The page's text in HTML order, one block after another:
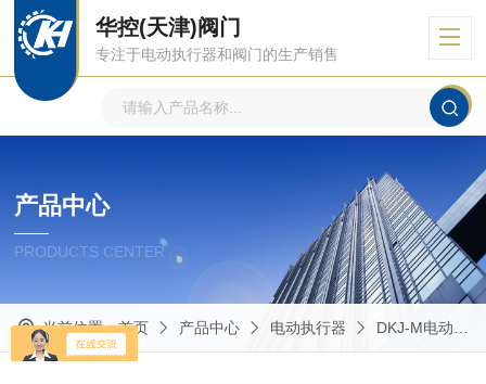
华控(天津)阀门
专注于电动执行器和阀门的生产销售
产品中心
PRODUCTS CENTER
当前位置：首页 产品中心 电动执行器 DKJ-M电动执行器